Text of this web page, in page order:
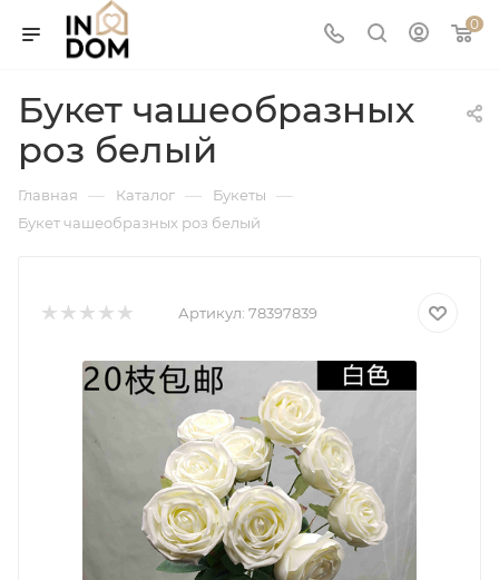
0
Букет чашеобразных
роз белый
Главная — Каталог — Букеты —
Букет чашеобразных роз белый
Артикул: 78397839